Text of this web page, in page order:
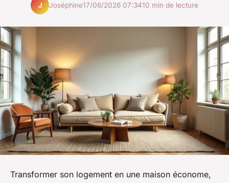
J Joséphine17/06/2026 07:3410 min de lecture
Transformer son logement en une maison économe,